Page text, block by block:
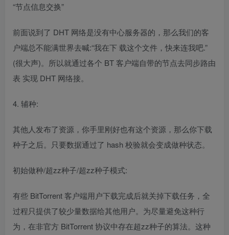
“节点信息交换”
前面说到了 DHT 网络是没有中心服务器的，那么我们的客
户端总不能满世界去喊:“我在下 载这个文件，快来连我吧.”
(很大声)。所以就通过各个 BT 客户端自带的节点去同步路由
表 实现 DHT 网络接。
4. 辅种:
其他人发布了资源，你手里刚好也有这个资源，那么你下载
种子之后。只要数据通过了 hash 校验就会变成做种状态。
初始做种/超zz种子/超zz种子模式:
有些 BitTorrent 客户端用户下载完成后就关掉下载任务，全
过程只提供了较少量数据给其他用户。为尽量避免这种行
为，在非官方 BitTorrent 协议中存在超zz种子的算法。这种